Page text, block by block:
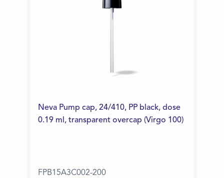
Neva Pump cap, 24/410, PP black, dose
0.19 ml, transparent overcap (Virgo 100)
FPB15A3C002-200